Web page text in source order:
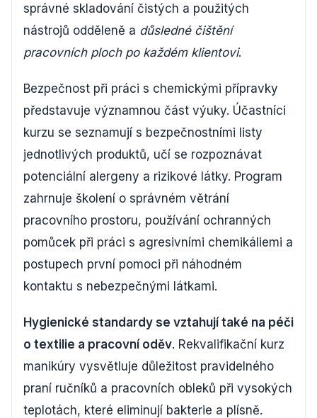
správné skladování čistých a použitých
nástrojů odděleně a důsledné čištění
pracovních ploch po každém klientovi.
Bezpečnost při práci s chemickými přípravky
představuje významnou část výuky. Účastníci
kurzu se seznamují s bezpečnostními listy
jednotlivých produktů, učí se rozpoznávat
potenciální alergeny a rizikové látky. Program
zahrnuje školení o správném větrání
pracovního prostoru, používání ochranných
pomůcek při práci s agresivními chemikáliemi a
postupech první pomoci při náhodném
kontaktu s nebezpečnými látkami.
Hygienické standardy se vztahují také na péči
o textilie a pracovní oděv. Rekvalifikační kurz
manikúry vysvětluje důležitost pravidelného
praní ručníků a pracovních obleků při vysokých
teplotách, které eliminují bakterie a plísně.